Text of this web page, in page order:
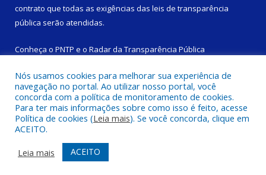
contrato que todas as exigências das leis de transparência
pública serão atendidas.
Conheça o PNTP e o Radar da Transparência Pública
Todos os direitos reservados a Câmara Municipal de São
Domingos do Capim.
Mapa do Site
Acessar Área Administrativa
Acessar Webmail
Nós usamos cookies para melhorar sua experiência de
navegação no portal. Ao utilizar nosso portal, você
concorda com a política de monitoramento de cookies.
Para ter mais informações sobre como isso é feito, acesse
Política de cookies (Leia mais). Se você concorda, clique em
ACEITO.
Leia mais
ACEITO